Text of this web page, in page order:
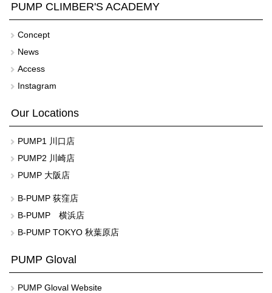
PUMP CLIMBER'S ACADEMY
Concept
News
Access
Instagram
Our Locations
PUMP1 川口店
PUMP2 川崎店
PUMP 大阪店
B-PUMP 荻窪店
B-PUMP 横浜店
B-PUMP TOKYO 秋葉原店
PUMP Gloval
PUMP Gloval Website